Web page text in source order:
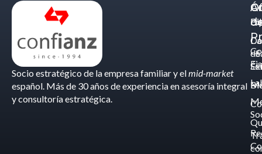
Socio estratégico de la empresa familiar y elmid-market
español. Más de 30 años de experiencia en asesoría integral
y consultoría estratégica.
de
-